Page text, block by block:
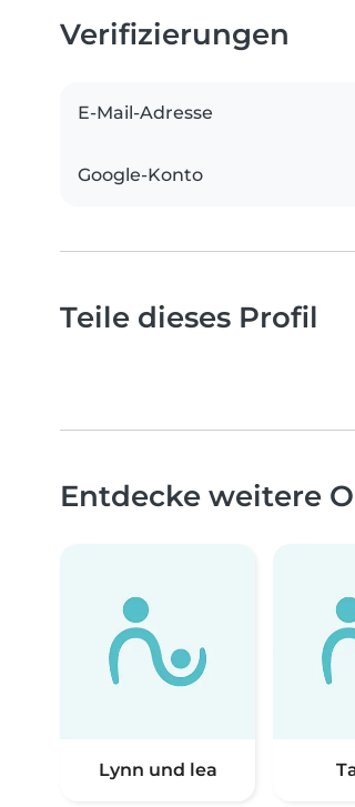
Verifizierungen
E-Mail-Adresse
Google-Konto
Teile dieses Profil
Entdecke weitere
Lynn und lea